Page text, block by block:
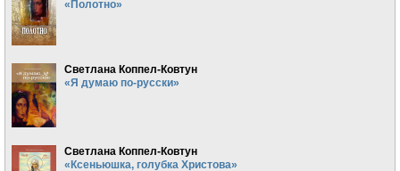
«Полотно»
Светлана Коппел-Ковтун
«Я думаю по-русски»
Светлана Коппел-Ковтун
«Ксеньюшка, голубка Христова»